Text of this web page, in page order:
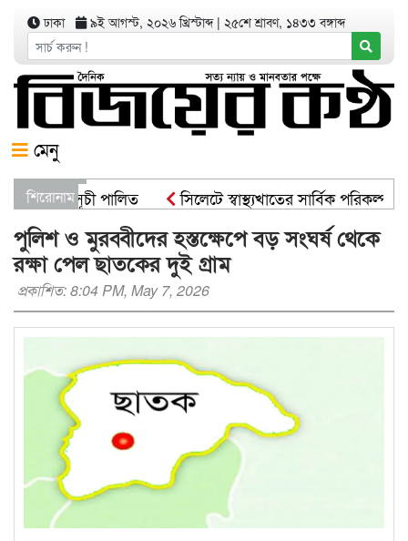
ঢাকা ৯ই আগস্ট, ২০২৬ খ্রিস্টাব্দ| ২৫শে শ্রাবণ, ১৪৩৩ বঙ্গাব্দ
মেনু
শিরোনাম
কর্মসূচী পালিত
সিলেটে স্বাস্থ্যখাতের সার্বিক
সিসিকের পাঁচ ওয়ার্ডে এক হাজার গাছের চারা
পুলিশ ও মুরব্বীদের হস্তক্ষেপে বড় সংঘর্ষ থেকে
রক্ষা পেল ছাতকের দুই গ্রাম
প্রকাশিত: 8:04 PM, May 7, 2026